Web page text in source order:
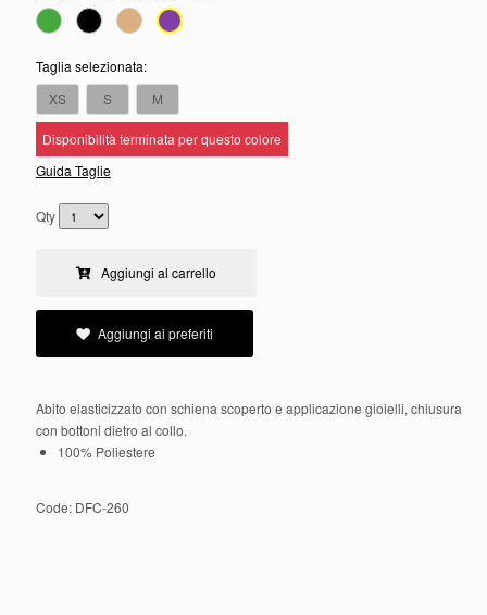
Taglia selezionata:
XS
S M
Disponibilità terminata per questo colore
Guida Taglie
Qty
Aggiungi al carrello
Aggiungi ai preferiti
Abito elasticizzato con schiena scoperto e applicazione gioielli, chiusura
con bottoni dietro al collo.
100% Poliestere
Code: DFC-260